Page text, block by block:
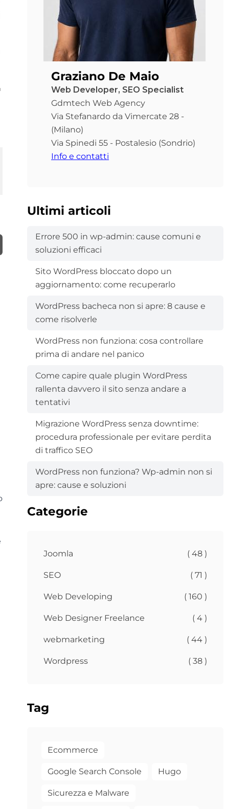
Graziano De Maio
Web Developer, SEO Specialist
Gdmtech Web Agency
Via Stefanardo da Vimercate 28 -
(Milano)
Via Spinedi 55 - Postalesio (Sondrio)
Info e contatti
Ultimi articoli
Errore 500 in wp-admin: cause comuni e
soluzioni efficaci
Sito WordPress bloccato dopo un
aggiornamento: come recuperarlo
WordPress bacheca non si apre: 8 cause e
come risolverle
WordPress non funziona: cosa controllare
prima di andare nel panico
Come capire quale plugin WordPress
rallenta davvero il sito senza andare a
tentativi
Migrazione WordPress senza downtime:
procedura professionale per evitare perdita
di traffico SEO
WordPress non funziona? Wp-admin non si
apre: cause e soluzioni
Categorie
Joomla ( 48 )
SEO ( 71 )
Web Developing ( 160 )
Web Designer Freelance ( 4 )
webmarketing ( 44 )
Wordpress ( 38 )
Tag
Ecommerce
Google Search Console Hugo
Sicurezza e Malware